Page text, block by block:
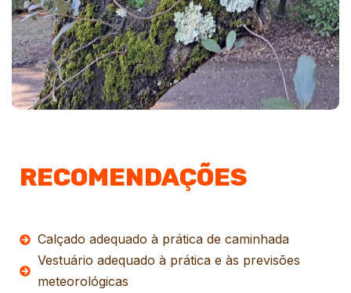
RECOMENDAÇÕES
Calçado adequado à prática de caminhada
Vestuário adequado à prática e às previsões
meteorológicas